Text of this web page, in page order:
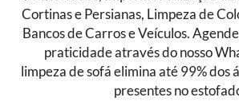
Cortinas e Persianas, Limpeza de
Bancos de Carros e Veículos.
praticidade através do nosso
limpeza de sofá elimina até 99% dos
presentes no